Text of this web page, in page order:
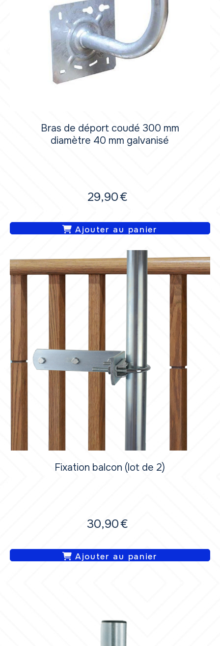
Bras de déport coudé 300 mm
diamètre 40 mm galvanisé
29,90€
Ajouter au panier
Fixation balcon (lot de 2)
30,90€
Ajouter au panier